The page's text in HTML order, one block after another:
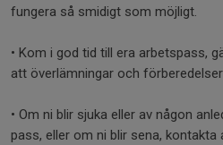
fungera så smidigt som möjligt.
• Kom i god tid till era arbetspass,
att överlämningar och
• Om ni blir sjuka eller av någon
pass, eller om ni blir sena,